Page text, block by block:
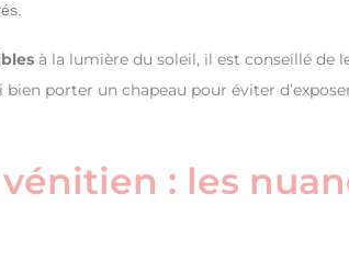
à la lumière du soleil, il est conseillé de
porter un chapeau pour éviter
: les